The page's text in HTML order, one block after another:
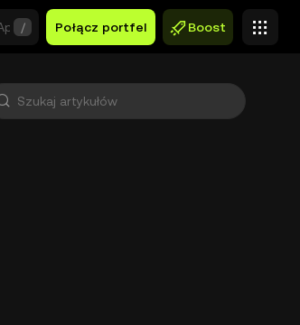
/ Połącz portfel Boost